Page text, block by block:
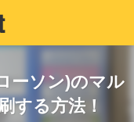
ーソン)のマル
する方法！